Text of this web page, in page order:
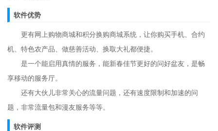
软件优势
更有网上购物商城和积分换购商城系统，让你购买手机、合约
机、特色农产品、做慈善活动、换取大礼都便捷。
是一个能启用真情的服务，能新春佳节更好的问好盆友，是畅
享移动的服务厅。
还有大伙儿非常关心的流量问题，还有速度限制和加速的问
题，非常流量包和漫友服务等等。
软件评测